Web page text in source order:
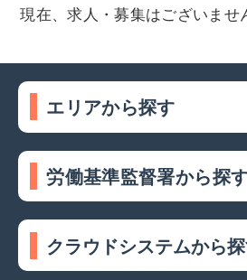
現在、求人・募集はございませ
エリアから探す
労働基準監督署から探
クラウドシステムから